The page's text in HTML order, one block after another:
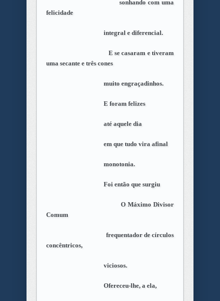
sonhando com uma
felicidade
integral e diferencial.
E se casaram e tiveram
uma secante e três cones
muito engraçadinhos.
E foram felizes
até aquele dia
em que tudo vira afinal
monotonia.
Foi então que surgiu
O Máximo Divisor
Comum
frequentador de círculos
concêntricos,
viciosos.
Ofereceu-lhe, a ela,